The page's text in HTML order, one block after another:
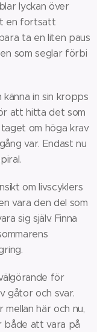
lyckan över
en fortsatt
ta en liten paus
som seglar förbi
in sin kropps
att hitta det som
om höga krav
var. Endast nu
om livscyklers
vara den del som
sig själv. Finna
för
gåtor och svar.
här och nu,
både att vara på